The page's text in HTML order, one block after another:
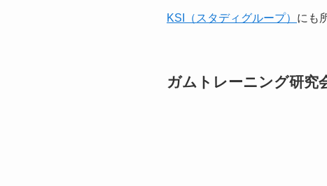
KSI（スタディグループ） にも
ガムトレーニング研